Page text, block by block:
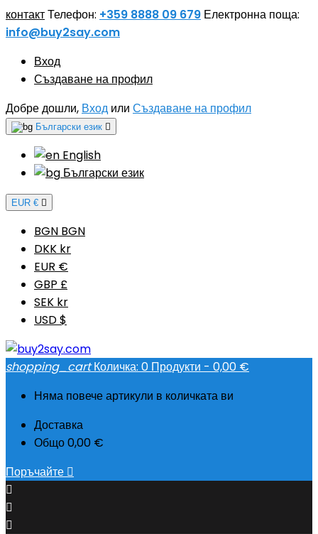
контактТелефон: +359 8888 09 679 Електронна поща:
info@buy2say.com
Вход
Създаване на профил
Добре дошли, Вход или Създаване на профил
Български език 
English
Български език
EUR € 
BGN BGN
DKK kr
EUR €
GBP £
SEK kr
USD $
shopping_cart Количка: 0 Продукти - 0,00 €
Няма повече артикули в количката ви
Доставка
Общо0,00 €
Поръчайте 


